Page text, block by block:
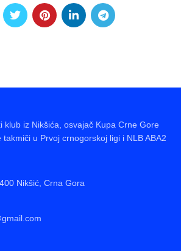
klub iz Nikšića, osvajač Kupa Crne Gore
u Prvoj crnogorskoj ligi i NLB ABA2
Nikšić, Crna Gora